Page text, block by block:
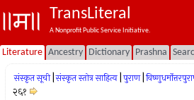
TransLiteral
A Nonprofit Public Service Initiative.
Literature Ancestry Dictionary Prashna
संस्कृत सूची संस्कृत स्तोत्र साहित्य पुराण
२६१